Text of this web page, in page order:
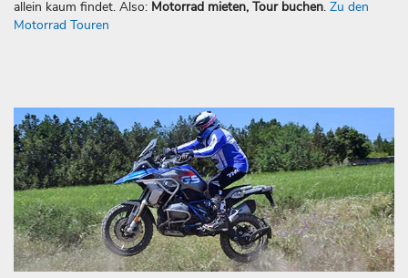
allein kaum findet. Also: Motorrad mieten, Tour buchen. Zu den
Motorrad Touren